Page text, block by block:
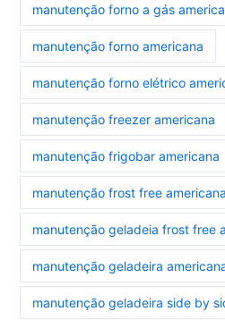
manutenção forno a gás
manutenção forno americana
manutenção forno elétrico
manutenção freezer americana
manutenção frigobar americana
manutenção frost free americana
manutenção geladeia frost free
manutenção geladeira
manutenção geladeira side by